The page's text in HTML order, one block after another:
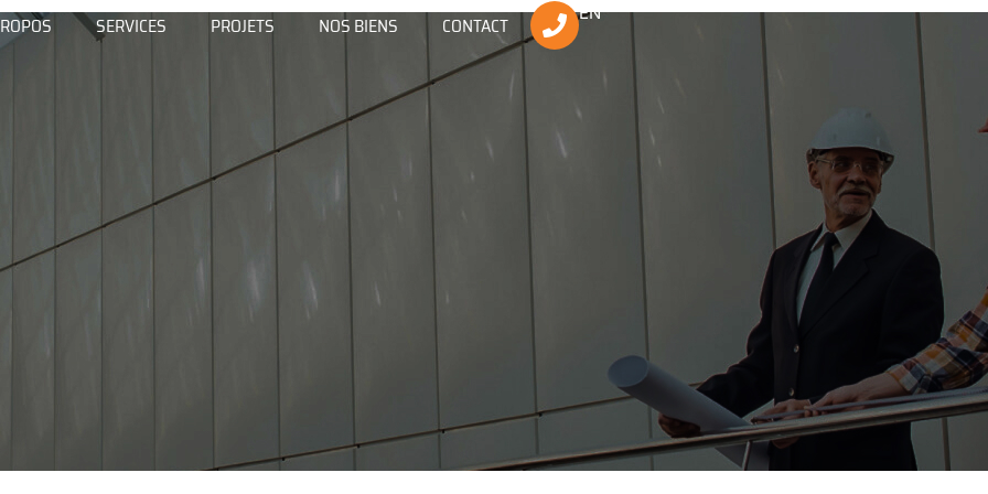
SERVICES PROJETS NOS BIENS CONTACT EN